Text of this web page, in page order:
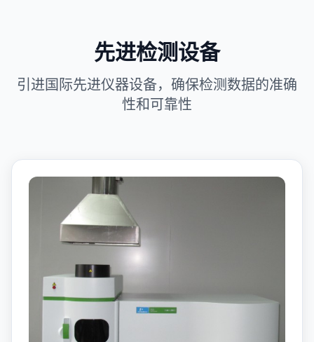
先进检测设备
引进国际先进仪器设备，确保检测数据的准确
性和可靠性